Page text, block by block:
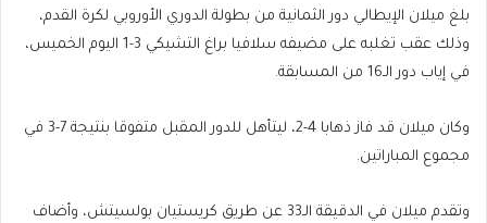
بلغ ميلان الإيطالي دور الثمانية من بطولة الدوري الأوروبي لكرة القدم،
وذلك عقب تغلبه على مضيفه سلافيا براغ التشيكي 3-1 اليوم الخميس،
في إياب دور الـ16 من المسابقة.
وكان ميلان قد فاز ذهابا 4-2، ليتأهل للدور المقبل متفوقا بنتيجة 7-3 في
مجموع المباراتين.
وتقدم ميلان في الدقيقة الـ33 عن طريق كريستيان بولسيتش، وأضاف